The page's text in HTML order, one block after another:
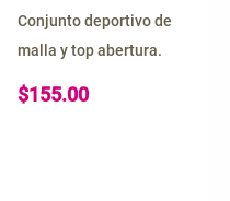
Conjunto deportivo de
malla y top abertura.
$155.00